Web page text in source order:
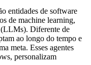
entidades de software
de machine learning,
Diferente de
ao longo do tempo e
meta. Esses agentes
personalizam